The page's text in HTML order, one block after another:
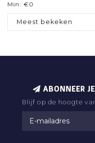
Min: €0
Meest bekeken
ABONNEER
Blijf op de hoogte